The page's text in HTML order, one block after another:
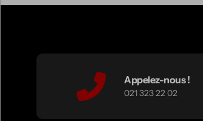
Appelez-nous !
021 323 22 02